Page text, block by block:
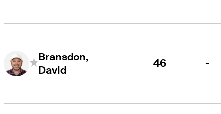
Bransdon,
David
46 -